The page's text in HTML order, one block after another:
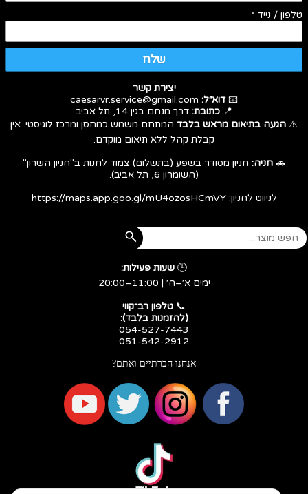
טלפון / נייד *
שלח
יצירת קשר
📧דוא״ל:
📍 כתובת: דרך מנחם בגין 14, תל אביב
⚠️ הגעה בתיאום מראש בלבד המתחם משמש כמחסן ומרכז לוגיסטי. אין
קבלת קהל ללא תיאום מוקדם.
🚗 חניה: חניון מסודר בשפע (בתשלום) צמוד לחנות ב"חניון השרון"
(השומרון 6, תל אביב).
לניווט לחניון:https://maps.app.goo.gl/mU4ozosHCmVY
🕒 שעות פעילות:
ימים א׳–ה׳ | 11:00–20:00
​​​​​​​📞 טלפון רב־קווי
(להזמנות בלבד):
054-527-7443
051-542-2912
אנחנו חברתיים ואתם?